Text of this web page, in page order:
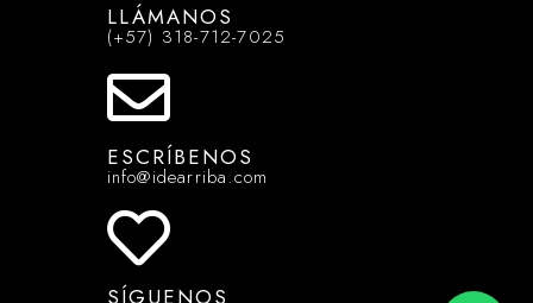
LLÁMANOS
(+57) 318-712-7025
ESCRÍBENOS
info@idearriba.com
SÍGUENOS